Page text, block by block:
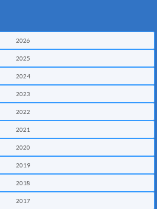
2026
2025
2024
2023
2022
2021
2020
2019
2018
2017